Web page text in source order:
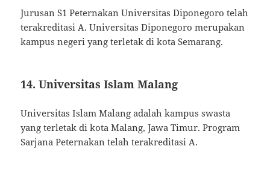
Jurusan S1 Peternakan Universitas Diponegoro telah
terakreditasi A. Universitas Diponegoro merupakan
kampus negeri yang terletak di kota Semarang.
14. Universitas Islam Malang
Universitas Islam Malang adalah kampus swasta
yang terletak di kota Malang, Jawa Timur. Program
Sarjana Peternakan telah terakreditasi A.